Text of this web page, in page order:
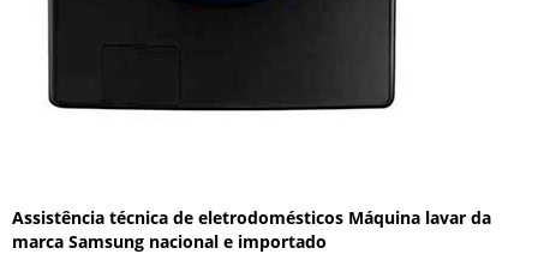
Assistência técnica de eletrodomésticos Máquina lavar da
marca Samsung nacional e importado